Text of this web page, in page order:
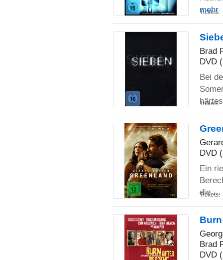
mehr
Tickets:
Brad
DVD
Bei
Tickets:
DVD
Ein
die...
Tickets:
Brad
DVD